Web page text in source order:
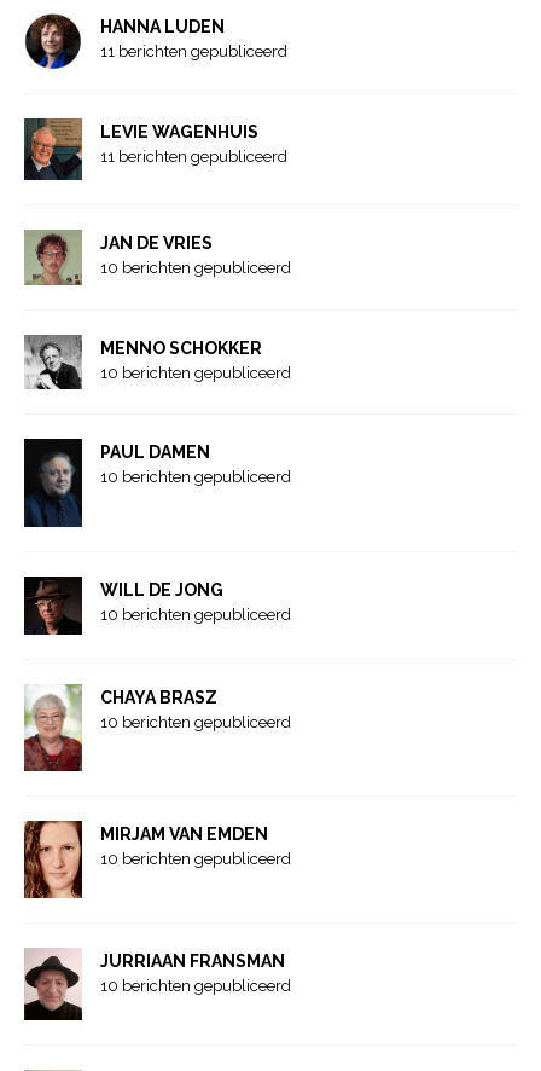
HANNA LUDEN
11 berichten gepubliceerd
LEVIE WAGENHUIS
11 berichten gepubliceerd
JAN DE VRIES
10 berichten gepubliceerd
MENNO SCHOKKER
10 berichten gepubliceerd
PAUL DAMEN
10 berichten gepubliceerd
WILL DE JONG
10 berichten gepubliceerd
CHAYA BRASZ
10 berichten gepubliceerd
MIRJAM VAN EMDEN
10 berichten gepubliceerd
JURRIAAN FRANSMAN
10 berichten gepubliceerd